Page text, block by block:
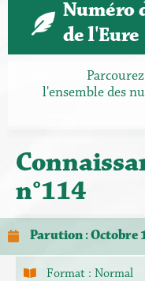
Numéro
de l'Eure
l'ensemble des
n°114
Parution : Octobre
Format : Normal